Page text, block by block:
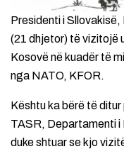
Presidenti i
(21 dhjetor) të vizitojë
Kosovë në kuadër të
nga NATO, KFOR.
Kështu ka bërë të
TASR, Departamenti i
duke shtuar se kjo